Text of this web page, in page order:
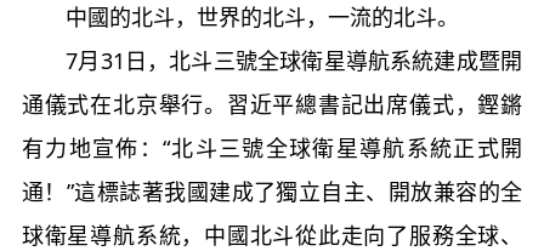
中國的北斗，世界的北斗，一流的北斗。
7月31日，北斗三號全球衛星導航系統建成暨開
通儀式在北京舉行。習近平總書記出席儀式，鏗鏘
有力地宣佈：“北斗三號全球衛星導航系統正式開
通！”這標誌著我國建成了獨立自主、開放兼容的全
球衛星導航系統，中國北斗從此走向了服務全球、